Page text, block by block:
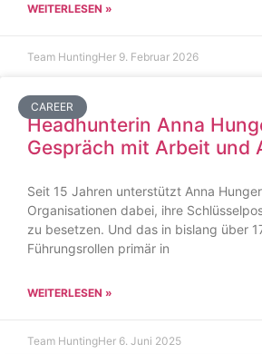
WEITERLESEN »
Team HuntingHer 9. Februar 2026
CAREER
Headhunterin Anna
Gespräch mit Arbeit und
Seit 15 Jahren unterstützt Anna
Organisationen dabei, ihre
zu besetzen. Und das in bislang über
Führungsrollen primär in
WEITERLESEN »
Team HuntingHer 6. Juni 2025